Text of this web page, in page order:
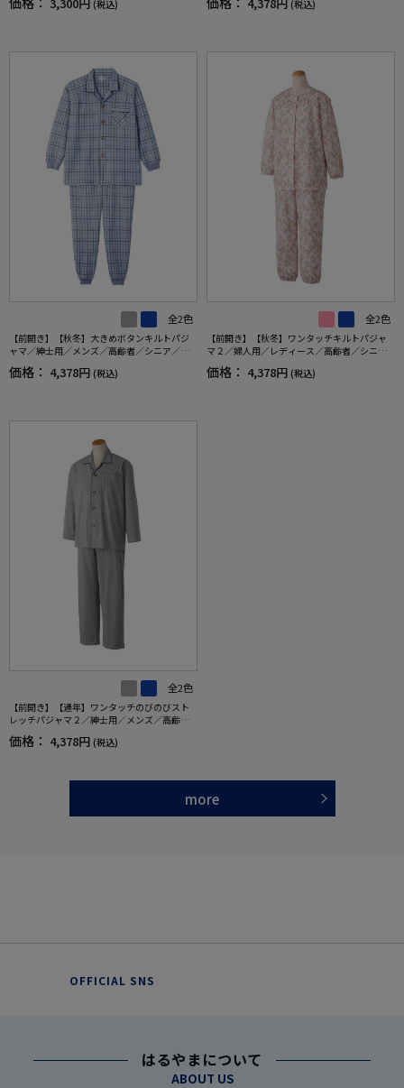
り／ギフト／プレゼント 【CF】
(税込)
ゼント 【CF】
(税込)
全2色
【前開き】【秋冬】大きめボタンキルトパジ
ャマ／紳士用／メンズ／高齢者／シニア／寝
巻／ラグラン袖／ギフト／プレゼント 【C
F】
価格： 4,378円 (税込)
全2色
【前開き】【秋冬】ワンタッチキルトパジャ
マ２／婦人用／レディース／高齢者／シニア
／寝巻／ギフト／プレゼント 【CF】
価格： 4,378円 (税込)
全2色
【前開き】【通年】ワンタッチのびのびスト
レッチパジャマ２／紳士用／メンズ／高齢者
／シニア／名前記入欄付／後ろ長め／ギフト
／プレゼント 【CF】
価格： 4,378円 (税込)
more
OFFICIAL SNS
はるやまについて
ABOUT US